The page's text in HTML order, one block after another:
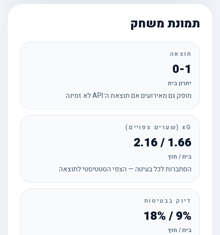
תמונת משחק
תוצאה
0-1
יתרון בית
מופק גם מאירועים אם תוצאת ה־API לא זמינה
xG (שערים צפויים)
1.66 / 2.16
בית / חוץ
הסתברות לכל בעיטה — הצפי הסטטיסטי לתוצאה
דיוק בבעיטות
9% / 18%
בית / חוץ